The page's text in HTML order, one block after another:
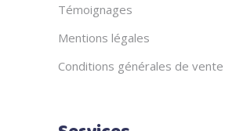
Témoignages
Mentions légales
Conditions générales de vente